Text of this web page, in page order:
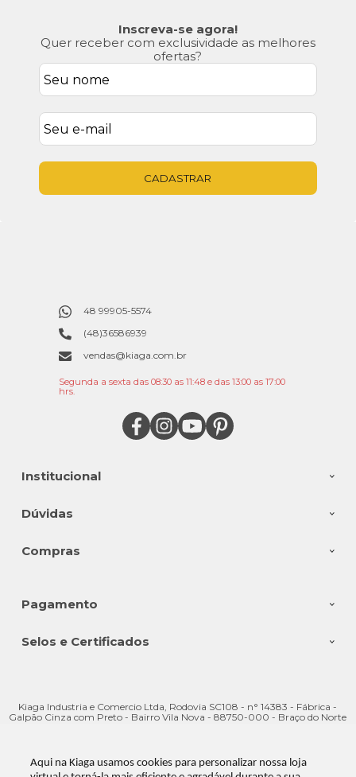
Aqui na Kiaga usamos cookies para personalizar nossa loja
Inscreva-se agora!
Quer receber com exclusividade as melhores
ofertas?
CADASTRAR
Institucional
Dúvidas
Compras
48 99905-5574
(48)36586939
vendas@kiaga.com.br
Segunda a sexta das 08:30 as 11:48 e das 13:00 as 17:00
hrs.
Pagamento
Selos e Certificados
Kiaga Industria e Comercio Ltda, Rodovia SC108 - n° 14383 - Fábrica -
Galpão Cinza com Preto - Bairro Vila Nova - 88750-000 - Braço do Norte